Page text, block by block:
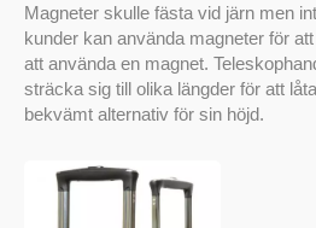
Magneter skulle fästa vid järn men
kunder kan använda magneter för
att använda en magnet.
sträcka sig till olika längder för att
bekvämt alternativ för sin höjd.